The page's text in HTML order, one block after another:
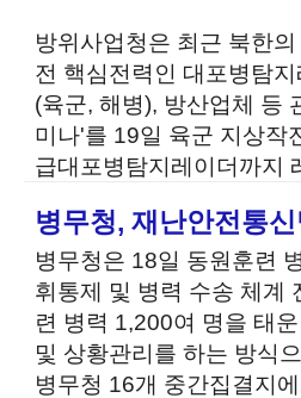
방위사업청은 최근 북한
전 핵심전력인 대포병탐
(육군, 해병), 방산업체 등
미나'를 19일 육군 지상작
급대포병탐지레이더까지
병무청, 재난안전통
병무청은 18일 동원훈련
휘통제 및 병력 수송 체계
련 병력 1,200여 명을 태
및 상황관리를 하는 방식
병무청 16개 중간집결지